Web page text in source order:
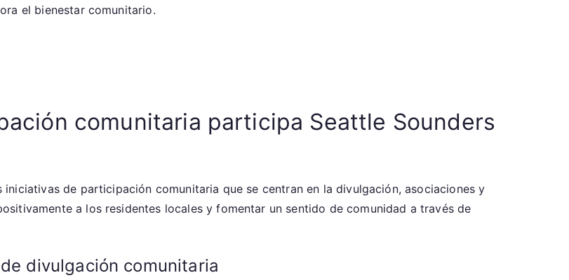
el bienestar comunitario.
comunitaria participa Seattle Sounders
de participación comunitaria que se centran en la divulgación, asociaciones y
a los residentes locales y fomentar un sentido de comunidad a través de
divulgación comunitaria